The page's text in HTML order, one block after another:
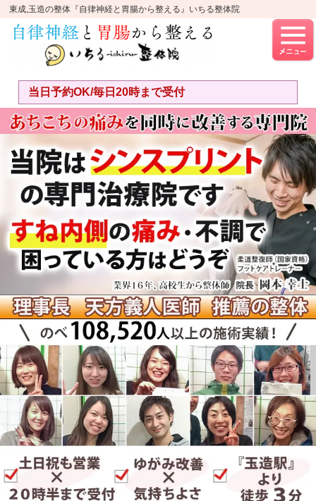
東成,玉造の整体『自律神経と胃腸から整える』いちる整体院
当日予約OK/毎日20時まで受付